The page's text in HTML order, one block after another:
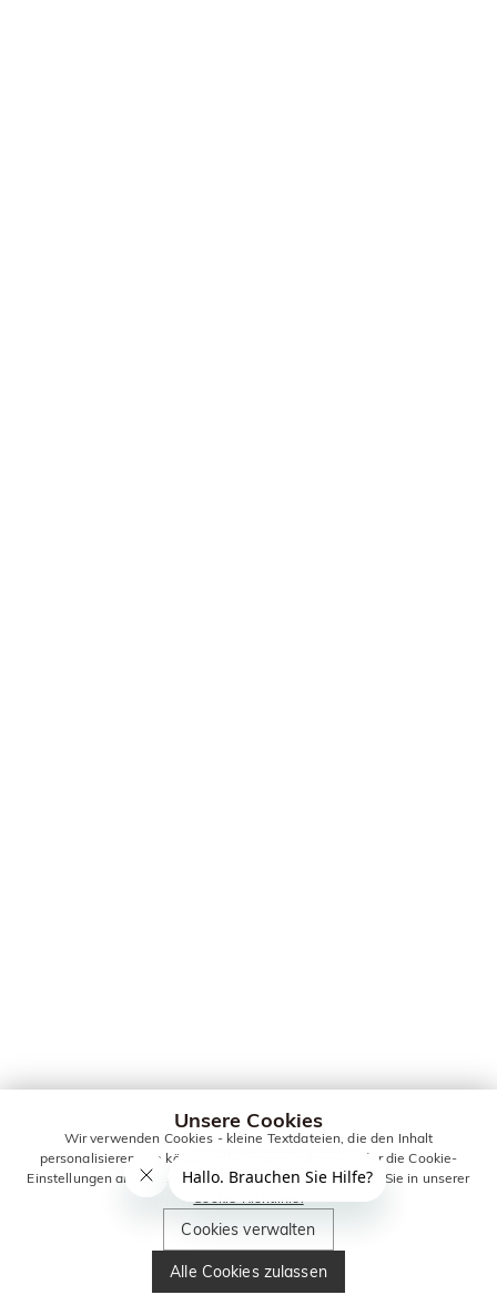
Unsere Cookies
Wir verwenden Cookies - kleine Textdateien, die den Inhalt
personalisieren. Sie können alle Cookies zulassen oder die Cookie-
Einstellungen anpassen. Weitere Informationen erhalten Sie in unserer
Cookie-Richtlinie.
Cookies verwalten
Alle Cookies zulassen